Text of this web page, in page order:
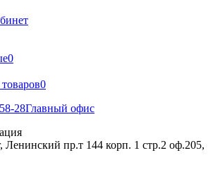
0
0
28Главный офис
Ленинский пр.т 144 корп. 1 стр.2 оф.205,